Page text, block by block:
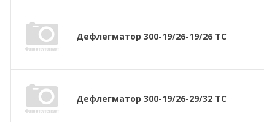
Дефлегматор 300-19/26-19/26 ТС
Дефлегматор 300-19/26-29/32 ТС